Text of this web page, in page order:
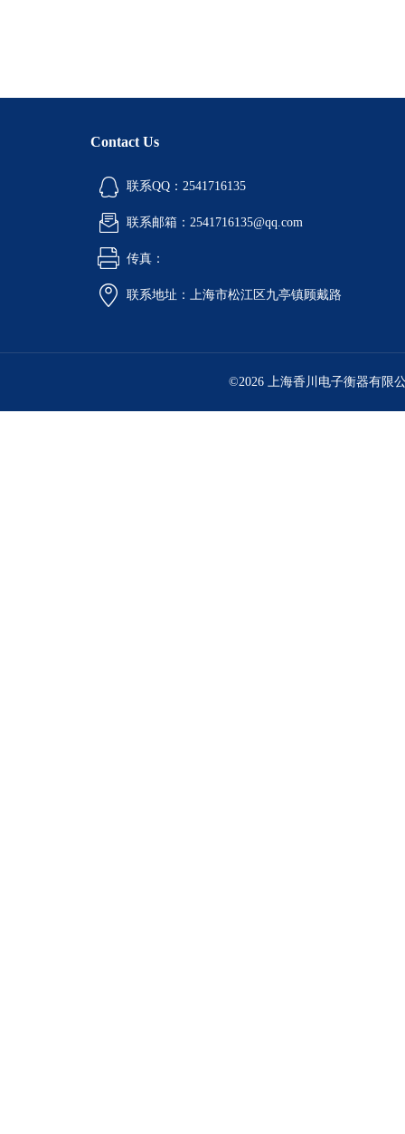
Contact Us
联系QQ：2541716135
联系邮箱：2541716135@qq.com
传真：
联系地址：上海市松江区九亭镇顾戴路
©2026 上海香川电子衡器有限